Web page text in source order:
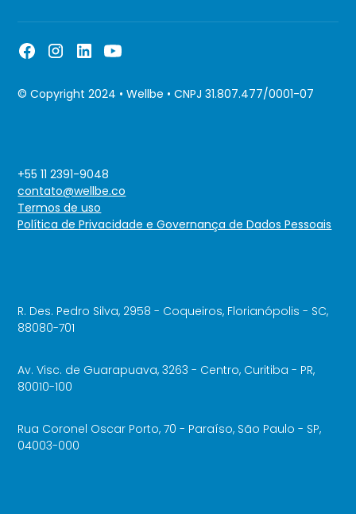
© Copyright 2024 • Wellbe • CNPJ 31.807.477/0001-07
Termos de uso
Política de Privacidade e Governança de Dados Pessoais
+55 11 2391-9048
contato@wellbe.co
R. Des. Pedro Silva, 2958 - Coqueiros, Florianópolis - SC,
88080-701
Av. Visc. de Guarapuava, 3263 - Centro, Curitiba - PR,
80010-100
Rua Coronel Oscar Porto, 70 - Paraíso, São Paulo - SP,
04003-000